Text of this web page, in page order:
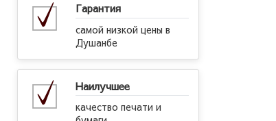
Гарантия
самой низкой цены в
Душанбе
Наилучшее
качество печати и